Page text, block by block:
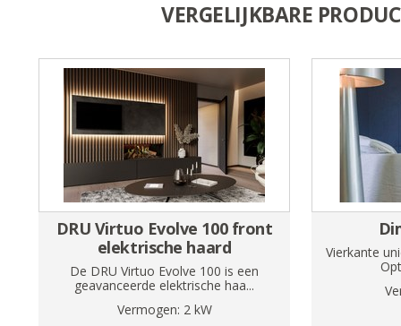
VERGELIJKBARE
DRU Virtuo Evolve 100 front
elektrische haard
De DRU Virtuo Evolve 100 is een
geavanceerde elektrische haa...
Vermogen: 2kW
Vierkante